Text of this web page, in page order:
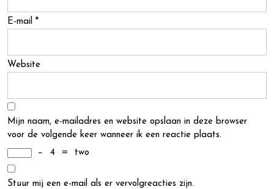
E-mail *
Website
Mijn naam, e-mailadres en website opslaan in deze browser
voor de volgende keer wanneer ik een reactie plaats.
−
4 = two
Stuur mij een e-mail als er vervolgreacties zijn.